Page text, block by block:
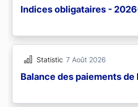
Indices obligataires -
Statistic 7 Août 2026
Balance des paiements